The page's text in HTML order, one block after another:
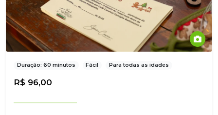
Duração: 60 minutos Fácil Para todas as idades
R$ 96,00